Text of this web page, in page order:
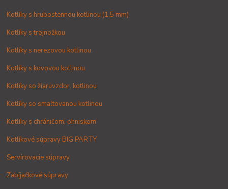
Kotlíky s hrubostennou kotlinou (1,5 mm)
Kotlíky s trojnožkou
Kotlíky s nerezovou kotlinou
Kotlíky s kovovou kotlinou
Kotlíky so žiaruvzdor. kotlinou
Kotlíky so smaltovanou kotlinou
Kotlíky s chráničom, ohniskom
Kotlíkové súpravy BIG PARTY
Servírovacie súpravy
Zabíjačkové súpravy